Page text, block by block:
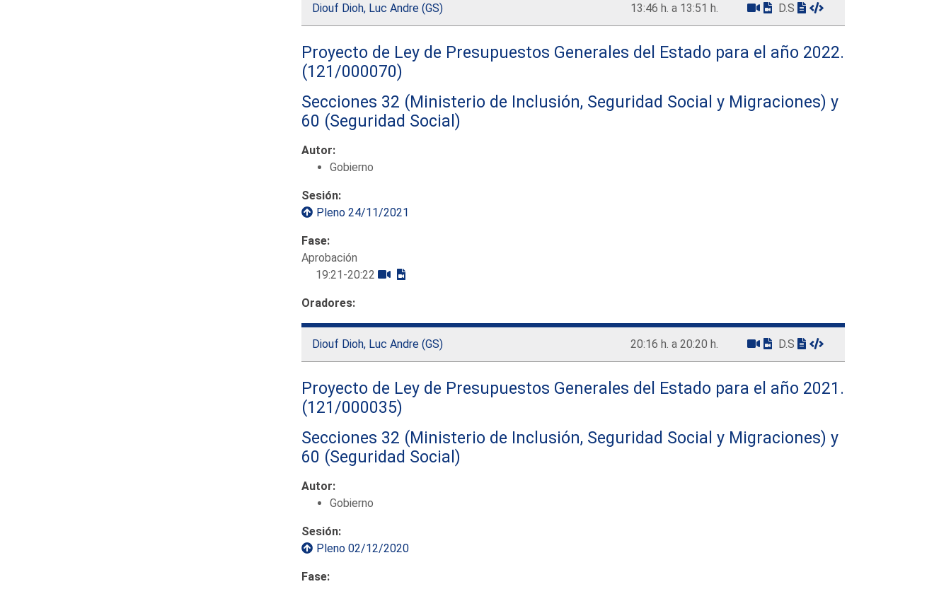
Diouf Dioh, Luc Andre (GS) 13:46 h. a 13:51 h. D.S
Proyecto de Ley de Presupuestos Generales del Estado para el año 2022.
(121/000070)
Secciones 32 (Ministerio de Inclusión, Seguridad Social y Migraciones) y
60 (Seguridad Social)
Autor:
Gobierno
Sesión:
Pleno 24/11/2021
Fase:
Aprobación
19:21-20:22
Oradores:
Diouf Dioh, Luc Andre (GS) 20:16 h. a 20:20 h. D.S
Proyecto de Ley de Presupuestos Generales del Estado para el año 2021.
(121/000035)
Secciones 32 (Ministerio de Inclusión, Seguridad Social y Migraciones) y
60 (Seguridad Social)
Autor:
Gobierno
Sesión:
Pleno 02/12/2020
Fase: